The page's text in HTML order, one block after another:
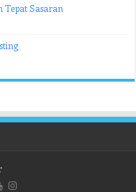
Tepat Sasaran